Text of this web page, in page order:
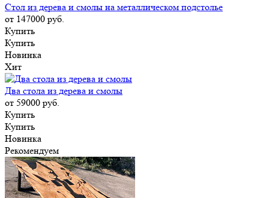
Стол из дерева и смолы на металлическом подстолье
от 147000 руб.
Купить
Купить
Новинка
Хит
Два стола из дерева и смолы
от 59000 руб.
Купить
Купить
Новинка
Рекомендуем